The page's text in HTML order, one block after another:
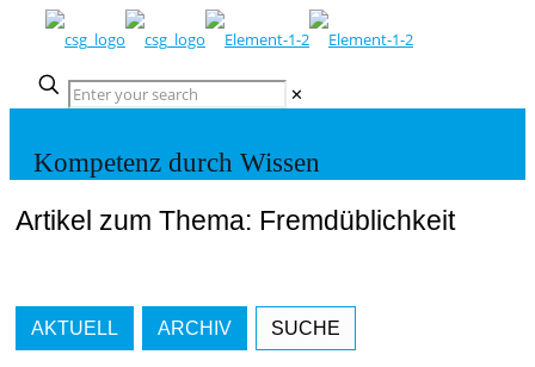
✕
Kompetenz durch Wissen
Artikel zum Thema: Fremdüblichkeit
AKTUELL ARCHIV SUCHE